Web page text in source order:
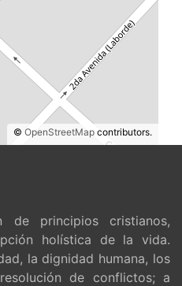
© OpenStreetMap contributors.
de principios cristianos,
holística de la vida.
la dignidad humana, los
de conflictos; a